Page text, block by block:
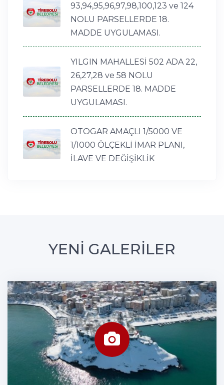
93,94,95,96,97,98,100,123 ve 124
NOLU PARSELLERDE 18.
MADDE UYGULAMASI.
YILGIN MAHALLESİ 502 ADA 22,
26,27,28 ve 58 NOLU
PARSELLERDE 18. MADDE
UYGULAMASI.
OTOGAR AMAÇLI 1/5000 VE
1/1000 ÖLÇEKLİ İMAR PLANI,
İLAVE VE DEĞİŞİKLİK
YENİ GALERİLER